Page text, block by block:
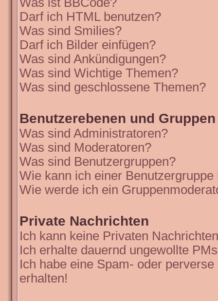
Darf ich HTML benutzen?
Was sind Smilies?
Darf ich Bilder einfügen?
Was sind Ankündigungen?
Was sind Wichtige Themen?
Was sind geschlossene Themen?
Benutzerebenen und Gruppen
Was sind Administratoren?
Was sind Moderatoren?
Was sind Benutzergruppen?
Wie kann ich einer Benutzergruppe
Wie werde ich ein
Private Nachrichten
Ich kann keine Privaten
Ich erhalte dauernd ungewollte
Ich habe eine Spam- oder
erhalten!